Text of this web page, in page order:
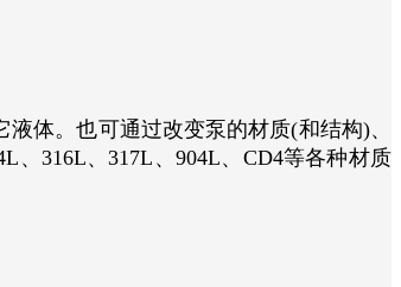
体。也可通过改变泵的材质(和结构)、
、316L、317L、904L、CD4等各种材质